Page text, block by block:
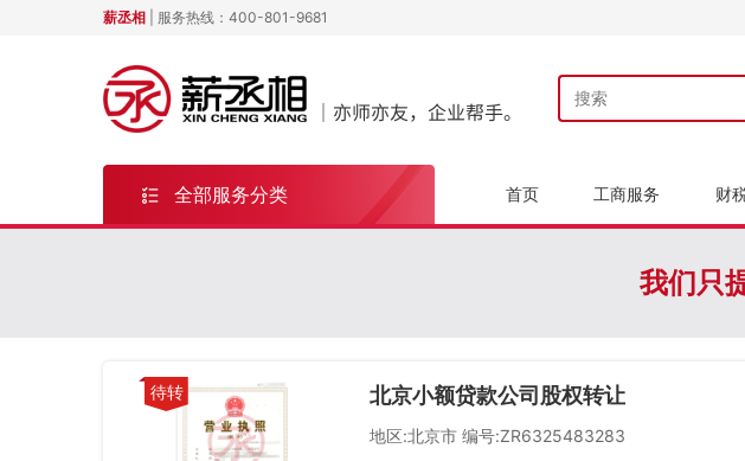
薪丞相 | 服务热线： 400-801-9681
全部服务分类 首页 工商服务 财
我们只
北京小额贷款公司股权转让
地区:北京市 编号:ZR6325483283